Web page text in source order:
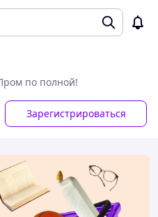
по полной!
Зарегистрироваться